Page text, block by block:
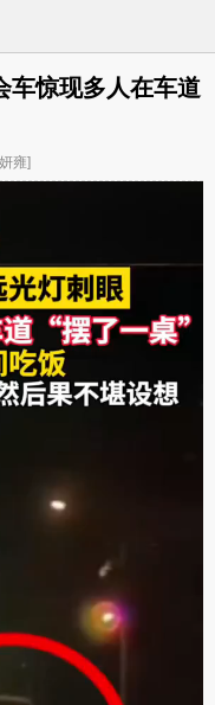
车惊现多人在车道
雍]